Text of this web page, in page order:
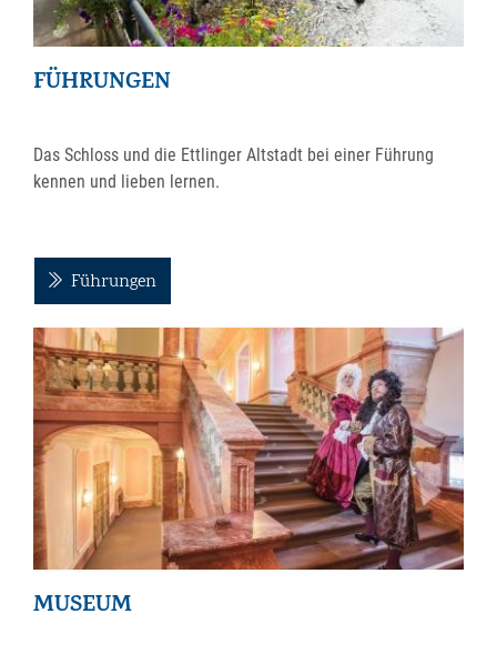
FÜHRUNGEN
Das Schloss und die Ettlinger Altstadt bei einer Führung
kennen und lieben lernen.
Führungen
MUSEUM